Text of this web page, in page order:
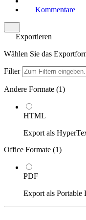
Kommentare
Exportieren
Wählen Sie das
Filter
Andere Formate (1)
HTML
Export als
Office Formate (1)
PDF
Export als Portable